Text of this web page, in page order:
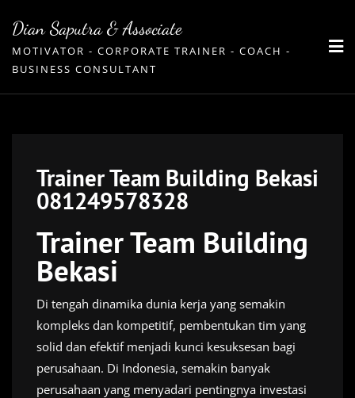
content
Dian Saputra & Associate
MOTIVATOR - CORPORATE TRAINER - COACH -
BUSINESS CONSULTANT
Trainer Team Building Bekasi
081249578328
Trainer Team Building
Bekasi
Di tengah dinamika dunia kerja yang semakin
kompleks dan kompetitif, pembentukan tim yang
solid dan efektif menjadi kunci kesuksesan bagi
perusahaan. Di Indonesia, semakin banyak
perusahaan yang menyadari pentingnya investasi